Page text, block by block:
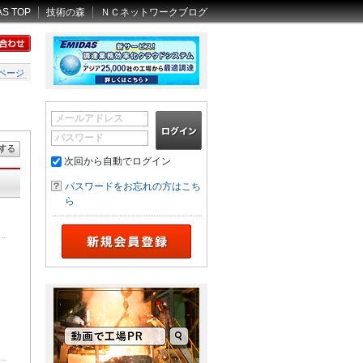
TOP 技術の森 ＮＣネットワークブログ
ージ
メールアドレス
パスワード
次回から自動でログイン
パスワードをお忘れの方はこち
ら